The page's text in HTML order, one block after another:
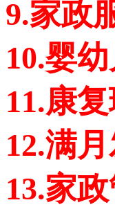
9.家政
10.婴
11.康
12.满
13.家